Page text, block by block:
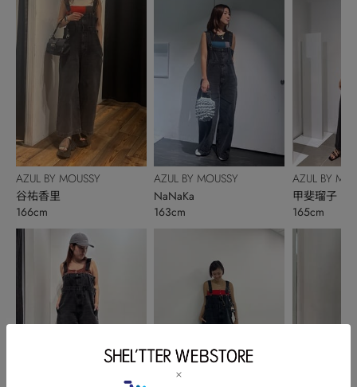
AZUL BY MOUSSY
谷祐香里
166cm
AZUL BY MOUSSY
NaNaKa
163cm
AZUL BY
甲斐瑠子
165cm